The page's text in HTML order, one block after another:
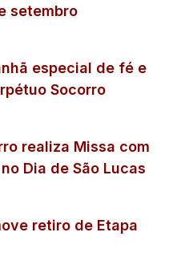
setembro
especial de fé e
Socorro
realiza Missa com
Dia de São Lucas
retiro de Etapa